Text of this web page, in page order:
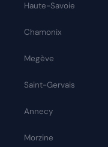
Haute-Savoie
Chamonix
Megève
Saint-Gervais
Annecy
Morzine